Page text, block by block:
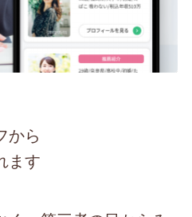
から
ます